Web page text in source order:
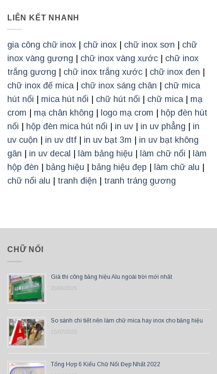
LIÊN KẾT NHANH
gia công chữ inox chữ inox chữ inox sơn
chữ
inox vàng gương
chữ inox vàng xước
chữ inox
trắng gương
chữ inox trắng xước chữ inox đen
chữ inox đế mica| chữ inox sáng chân
chữ mica
hút nổi
mica hút nổi chữ hút nổi chữ mica| mạ
crom
mạ chân không logo mạ crom
hộp đèn hút
nổi
hộp đèn mica hút nổi in uv in uv phẳng
in
uv cuộn
in uv dtf in uv bạt 3m
in uv bạt không
gân
in uv decal làm bảng hiệu làm chữ nổi
làm
hộp đèn
bảng hiệu bảng hiệu đẹp làm chữ alu
chữ nổi alu
tranh điện tranh tráng gương
CHỮ NỔI
Giá thi công bảng hiệu Alu ngoài trời mới nhất
20/06/2026
So sánh chi tiết nên làm chữ mica hay inox cho bảng hiệu
15/07/2026
Tổng Hợp 6 Kiểu Chữ Nổi Đẹp Nhất 2022